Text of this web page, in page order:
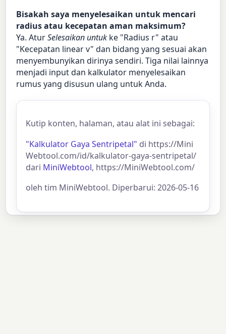
Bisakah saya menyelesaikan untuk mencari
radius atau kecepatan aman maksimum?
Ya. AturSelesaikan untuk ke "Radius r" atau
"Kecepatan linear v" dan bidang yang sesuai akan
menyembunyikan dirinya sendiri. Tiga nilai lainnya
menjadi input dan kalkulator menyelesaikan
rumus yang disusun ulang untuk Anda.
Kutip konten, halaman, atau alat ini sebagai:
"Kalkulator Gaya Sentripetal" di https://Mini
Webtool.com/id/kalkulator-gaya-sentripetal/
dari MiniWebtool, https://MiniWebtool.com/
oleh tim MiniWebtool. Diperbarui: 2026-05-16